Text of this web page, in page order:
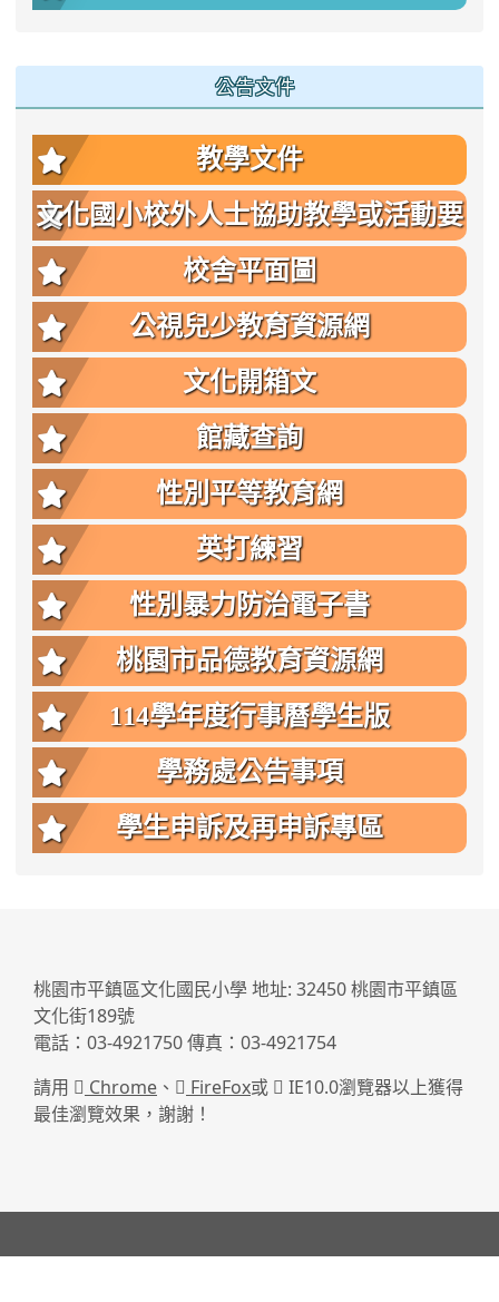
公告文件
教學文件
文化國小校外人士協助教學或活動要
點
校舍平面圖
公視兒少教育資源網
文化開箱文
館藏查詢
性別平等教育網
英打練習
性別暴力防治電子書
桃園市品德教育資源網
114學年度行事曆學生版
學務處公告事項
學生申訴及再申訴專區
桃園市平鎮區文化國民小學 地址: 32450 桃園市平鎮區
文化街189號
電話：03-4921750 傳真：03-4921754
請用
Chrome 、 FireFox或
IE10.0瀏覽器以上獲得
最佳瀏覽效果，謝謝！